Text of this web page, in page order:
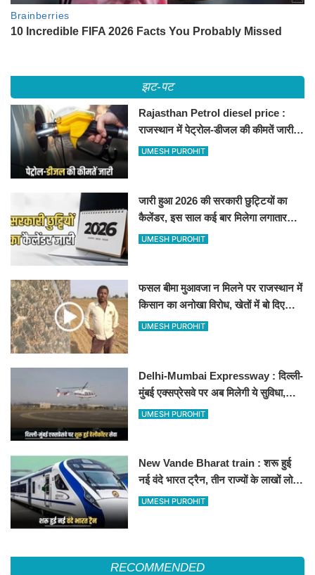
झट-पट
Rajasthan Petrol diesel price :
राजस्थान में पेट्रोल-डीजल की कीमतें जारी,
जानिए बीकानेर समेत पुरे प्रदेश में नए रेट
UMESH PUROHIT
जारी हुआ 2026 की सरकारी छुट्टियों का
कैलेंडर, इस साल कई बार मिलेगा लगातार
अवकाश, देखें
UMESH PUROHIT
फसल बीमा मुआवजा न मिलने पर राजस्थान में
किसान का अनोखा विरोध, खेतों में बो दिए
500-500 रुपए के नोट, वीडियो वायरल
UMESH PUROHIT
Delhi-Mumbai Expressway : दिल्ली-
मुंबई एक्सप्रेसवे पर अब मिलेगी ये सुविधा,
हेलीकॉप्टर सर्विस से तुरंत घायल पहुंचेगा
UMESH PUROHIT
New Vande Bharat train : शरू हुई
नई वंदे भारत ट्रैन, तीन राज्यों के लाखों लोगों
का सफर होगा आसान, देखें पूरा रूटमैप
UMESH PUROHIT
RECOMMENDED